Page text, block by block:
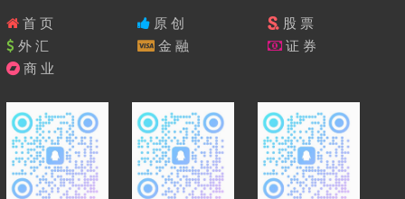
首 页 原 创
股 票
外 汇
金 融
证 券
商 业